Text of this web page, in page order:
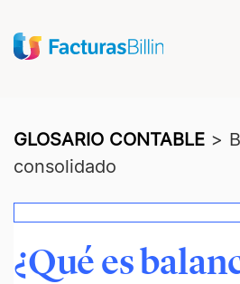
GLOSARIO CONTABLE >
consolidado
¿Qué es